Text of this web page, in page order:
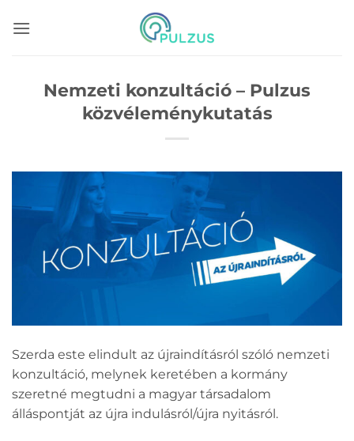
Nemzeti konzultáció – Pulzus
közvéleménykutatás
Szerda este elindult az újraindításról szóló nemzeti
konzultáció, melynek keretében a kormány
szeretné megtudni a magyar társadalom
álláspontját az újra indulásról/újra nyitásról.